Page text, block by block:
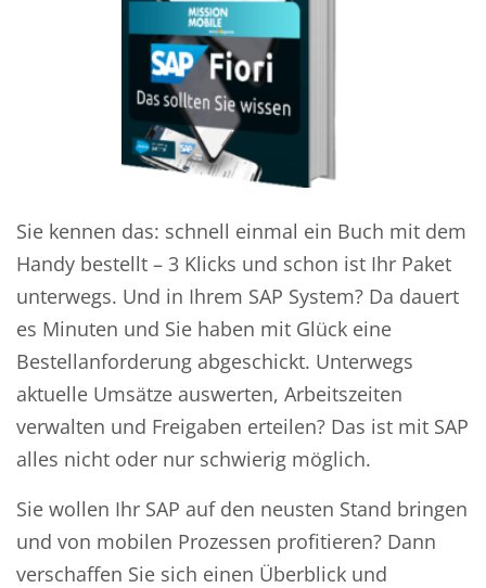
Sie kennen das: schnell einmal ein Buch mit dem
Handy bestellt – 3 Klicks und schon ist Ihr Paket
unterwegs. Und in Ihrem SAP System? Da dauert
es Minuten und Sie haben mit Glück eine
Bestellanforderung abgeschickt. Unterwegs
aktuelle Umsätze auswerten, Arbeitszeiten
verwalten und Freigaben erteilen? Das ist mit SAP
alles nicht oder nur schwierig möglich.
Sie wollen Ihr SAP auf den neusten Stand bringen
und von mobilen Prozessen profitieren? Dann
verschaffen Sie sich einen Überblick und